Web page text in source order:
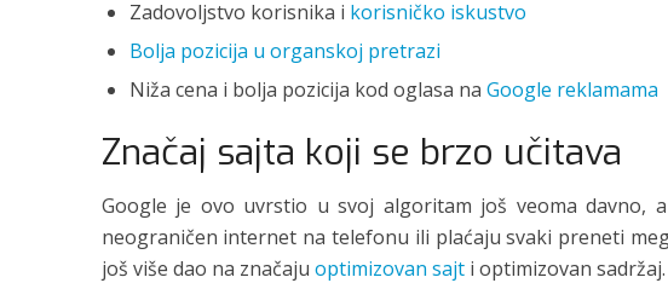
Zadovoljstvo korisnika i korisničko iskustvo
Bolja pozicija u organskoj pretrazi
Niža cena i bolja pozicija kod oglasa na Google reklamama
Značaj sajta koji se brzo učitava
Google je ovo uvrstio u svoj algoritam još veoma davno,
neograničen internet na telefonu ili plaćaju svaki preneti
još više dao na značaju optimizovan sajti optimizovan